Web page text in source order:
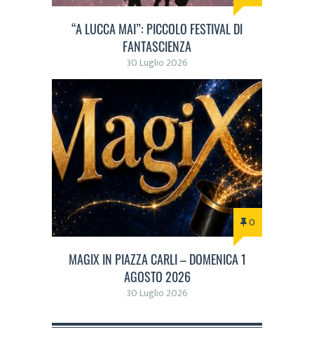
“A LUCCA MAI”: PICCOLO FESTIVAL DI
FANTASCIENZA
30 Luglio 2026
0
MAGIX IN PIAZZA CARLI – DOMENICA 1
AGOSTO 2026
30 Luglio 2026